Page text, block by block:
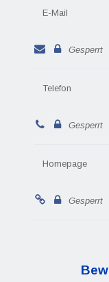
E-Mail
Gesperrt
Telefon
Gesperrt
Homepage
Gesperrt